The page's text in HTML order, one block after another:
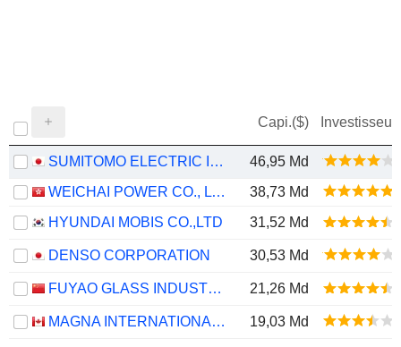
Capi.($) Investisseur
SUMITOMO ELECTRIC INDUSTRIES, LTD.
46,95 Md
WEICHAI POWER CO., LTD.
38,73 Md
HYUNDAI MOBIS CO.,LTD
31,52 Md
DENSO CORPORATION 30,53 Md
FUYAO GLASS INDUSTRY GROUP CO., LTD. 21,26 Md
MAGNA INTERNATIONAL INC. 19,03 Md